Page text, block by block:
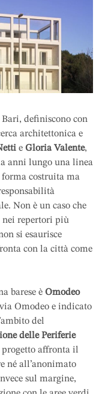
definiscono con
architettonica e
e Gloria Valente,
anni lungo una linea
costruita ma
Non è un caso che
repertori più
si esaurisce
con la città come
barese è Omodeo
Omodeo e indicato
del
delle Periferie
affronta il
né all’anonimato
sul margine,